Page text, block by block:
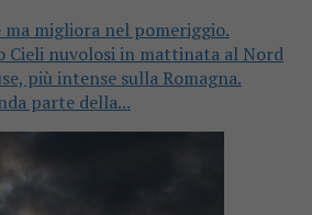
migliora nel pomeriggio.
Cieli nuvolosi in mattinata al Nord
più intense sulla Romagna.
parte della...